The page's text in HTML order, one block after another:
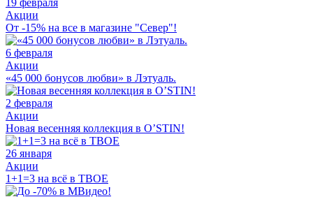
19 февраля
Акции
От -15% на все в магазине "Север"!
6 февраля
Акции
«45 000 бонусов любви» в Лэтуаль.
2 февраля
Акции
Новая весенняя коллекция в O’STIN!
26 января
Акции
1+1=3 на всё в ТВОЕ